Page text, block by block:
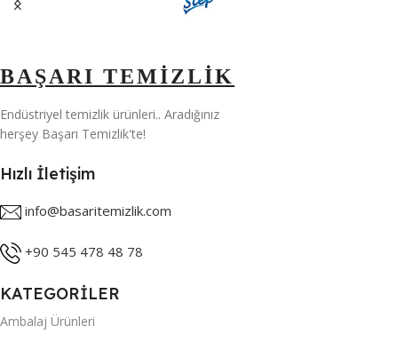
BAŞARI TEMİZLİK
Endüstriyel temizlik ürünleri.. Aradığınız
herşey Başarı Temizlik'te!
Hızlı İletişim
info@basaritemizlik.com
+90 545 478 48 78
KATEGORİLER
Ambalaj Ürünleri